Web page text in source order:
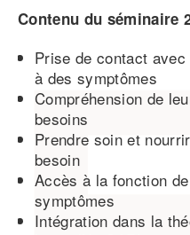
Contenu du séminaire
Prise de contact
à des symptômes
Compréhension de
besoins
Prendre soin et
besoin
Accès à la fonction
symptômes
Intégration dans la